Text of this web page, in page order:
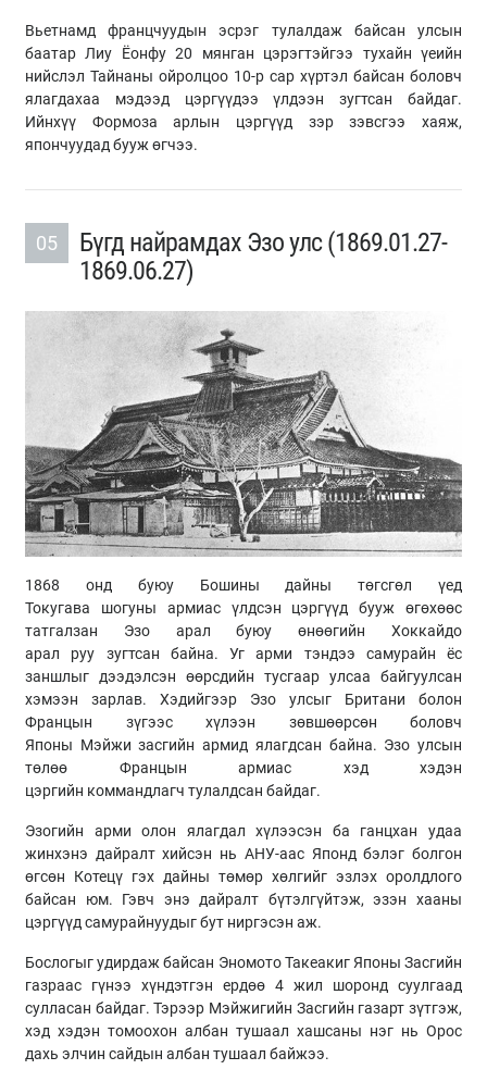
Вьетнамд францчуудын эсрэг тулалдаж байсан улсын
баатар Лиу Ёонфу20 мянган цэрэгтэйгээ тухайн үеийн
нийслэл Тайнаны ойролцоо 10-р сар хүртэл байсан боловч
ялагдахаа мэдээд цэргүүдээ үлдээн зугтсан байдаг.
Ийнхүү Формоза арлын цэргүүд зэр зэвсгээ хаяж,
япончуудад бууж өгчээ.
05
Бүгд найрамдах Эзо улс (1869.01.27-
1869.06.27)
1868 онд буюу Бошины дайны төгсгөл үед
Токугава шогуны армиас үлдсэн цэргүүд бууж өгөхөөс
татгалзан Эзоарал буюу өнөөгийн Хоккайдо
арал руу зугтсан байна. Уг арми тэндээ самурайн ёс
заншлыг дээдэлсэн өөрсдийн тусгаар улсаа байгуулсан
хэмээн зарлав. Хэдийгээр Эзо улсыг Британи болон
Францын зүгээс хүлээн зөвшөөрсөн боловч
Японы Мэйжи засгийн армид ялагдсан байна. Эзо улсын
төлөө Францын армиас хэд хэдэн
цэргийн коммандлагч тулалдсан байдаг.
Эзогийн арми олон ялагдал хүлээсэн ба ганцхан удаа
жинхэнэ дайралт хийсэн нь АНУ-аасЯпонд бэлэг болгон
өгсөн Котецү гэх дайны төмөр хөлгийг эзлэх оролдлого
байсан юм. Гэвч энэ дайралт бүтэлгүйтэж, эзэн хааны
цэргүүд самурайнуудыгбут ниргэсэн аж.
Бослогыг удирдаж байсан ЭномотоТакеакиг Японы Засгийн
газраас гүнээ хүндэтгэн ердөө 4 жил шоронд суулгаад
сулласан байдаг. Тэрээр Мэйжигийн Засгийн газарт зүтгэж,
хэд хэдэн томоохон албан тушаал хашсаны нэг нь Орос
дахь элчин сайдын албан тушаал байжээ.